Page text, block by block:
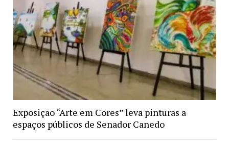
Exposição “Arte em Cores” leva pinturas a
espaços públicos de Senador Canedo